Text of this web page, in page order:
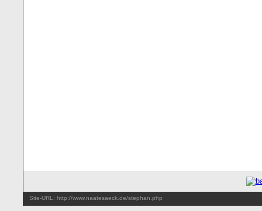
Site-URL: http://www.naatesaeck.de/stephan.php